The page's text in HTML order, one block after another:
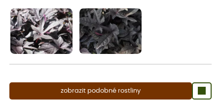
zobrazit podobné rostliny